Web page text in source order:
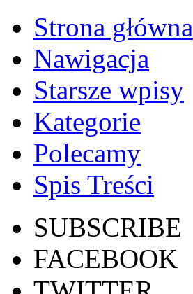
Strona główna
Nawigacja
Starsze wpisy
Kategorie
Polecamy
Spis Treści
SUBSCRIBE
FACEBOOK